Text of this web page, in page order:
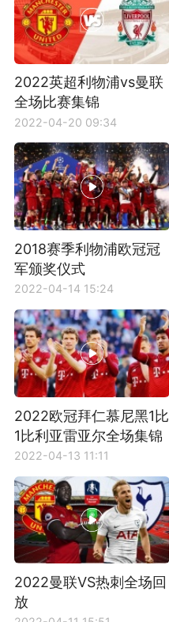
2022英超利物浦vs曼联
全场比赛集锦
2022-04-20 09:34
2018赛季利物浦欧冠冠
军颁奖仪式
2022-04-14 15:24
2022欧冠拜仁慕尼黑1比
1比利亚雷亚尔全场集锦
2022-04-13 11:11
2022曼联VS热刺全场回
放